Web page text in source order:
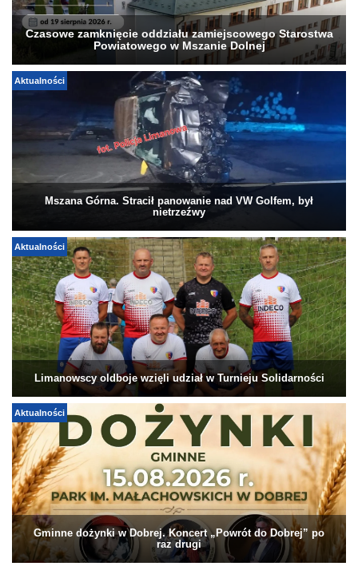
Czasowe zamknięcie oddziału zamiejscowego Starostwa
Powiatowego w Mszanie Dolnej
Aktualności
Mszana Górna. Stracił panowanie nad VW Golfem, był
nietrzeźwy
Aktualności
Limanowscy oldboje wzięli udział w Turnieju Solidarności
Aktualności
Gminne dożynki w Dobrej. Koncert „Powrót do Dobrej” po
raz drugi